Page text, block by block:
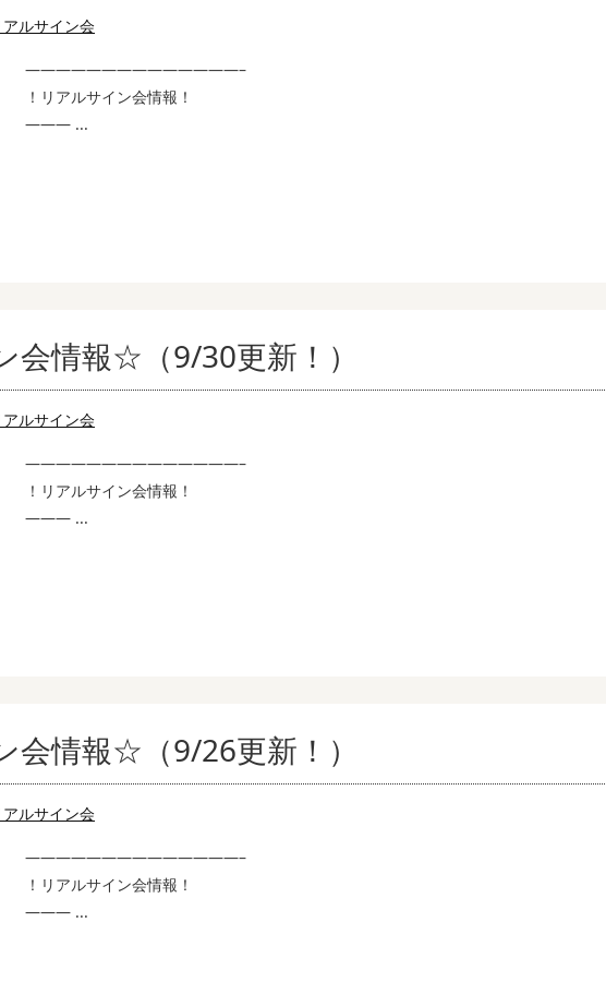
アルサイン会
——————————————–
！リアルサイン会情報！
——— ...
会情報☆（9/30更新！）
アルサイン会
——————————————–
！リアルサイン会情報！
——— ...
会情報☆（9/26更新！）
アルサイン会
——————————————–
！リアルサイン会情報！
——— ...